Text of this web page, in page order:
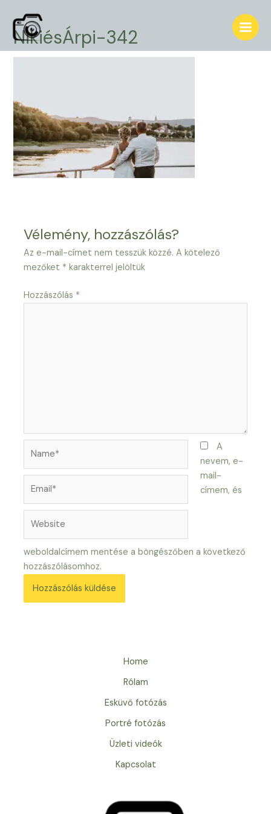
content
Main
NikiésÁrpi-342
Vélemény, hozzászólás?
Az e-mail-címet nem tesszük közzé. A kötelező
mezőket * karakterrel jelöltük
Hozzászólás *
A
nevem, e-
mail-
címem, és
weboldalcímem mentése a böngészőben a következő
hozzászólásomhoz.
Home
Rólam
Esküvő fotózás
Portré fotózás
Üzleti videók
Kapcsolat